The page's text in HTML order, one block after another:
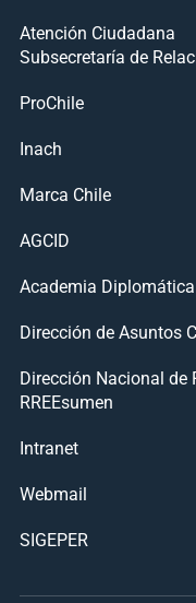
Atención Ciudadana
Subsecretaría de
ProChile
Inach
Marca Chile
AGCID
Academia Diplomática
Dirección de Asuntos
Dirección Nacional de
RREEsumen
Intranet
Webmail
SIGEPER